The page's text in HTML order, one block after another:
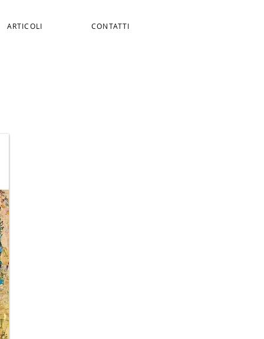
ARTICOLI CONTATTI